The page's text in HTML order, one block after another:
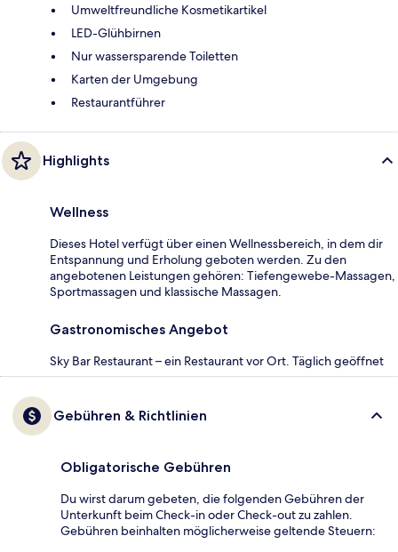
Umweltfreundliche Kosmetikartikel
LED-Glühbirnen
Nur wassersparende Toiletten
Karten der Umgebung
Restaurantführer
Highlights
Wellness
Dieses Hotel verfügt über einen Wellnessbereich, in dem dir
Entspannung und Erholung geboten werden. Zu den
angebotenen Leistungen gehören: Tiefengewebe-Massagen,
Sportmassagen und klassische Massagen.
Gastronomisches Angebot
Sky Bar Restaurant – ein Restaurant vor Ort. Täglich geöffnet
Gebühren & Richtlinien
Obligatorische Gebühren
Du wirst darum gebeten, die folgenden Gebühren der
Unterkunft beim Check-in oder Check-out zu zahlen.
Gebühren beinhalten möglicherweise geltende Steuern: